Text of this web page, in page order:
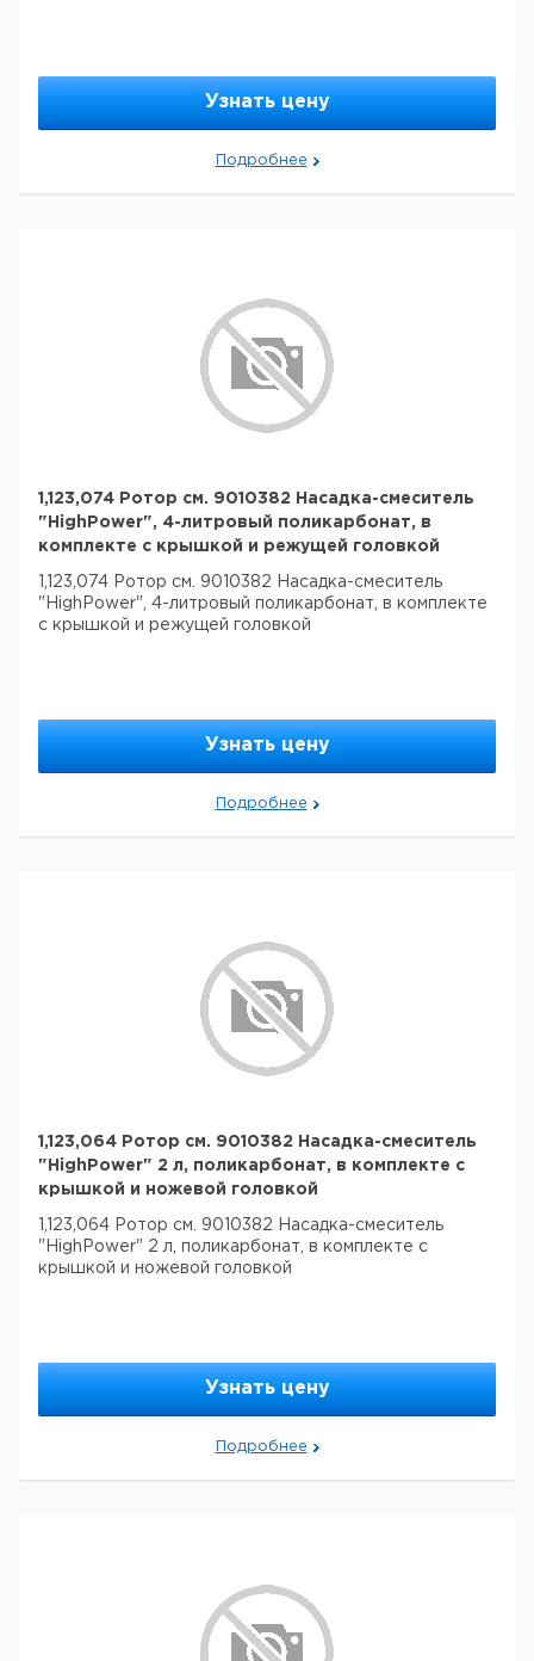
Узнать цену
Подробнее
1,123,074 Ротор см. 9010382 Насадка-смеситель
"HighPower", 4-литровый поликарбонат, в
комплекте с крышкой и режущей головкой
1,123,074 Ротор см. 9010382 Насадка-смеситель
"HighPower", 4-литровый поликарбонат, в комплекте
с крышкой и режущей головкой
Узнать цену
Подробнее
1,123,064 Ротор см. 9010382 Насадка-смеситель
"HighPower" 2 л, поликарбонат, в комплекте с
крышкой и ножевой головкой
1,123,064 Ротор см. 9010382 Насадка-смеситель
"HighPower" 2 л, поликарбонат, в комплекте с
крышкой и ножевой головкой
Узнать цену
Подробнее